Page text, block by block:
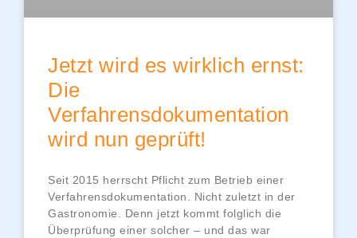
Jetzt wird es wirklich ernst:
Die
Verfahrensdokumentation
wird nun geprüft!
Seit 2015 herrscht Pflicht zum Betrieb einer
Verfahrensdokumentation. Nicht zuletzt in der
Gastronomie. Denn jetzt kommt folglich die
Überprüfung einer solcher – und das war